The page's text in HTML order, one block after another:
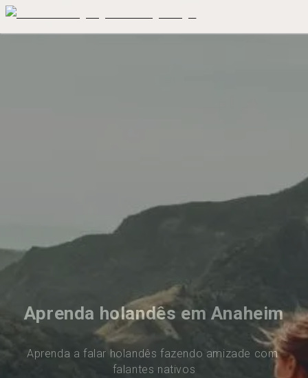
Aprenda holandês em Anaheim
Aprenda a falar holandês fazendo amizade com
falantes nativos